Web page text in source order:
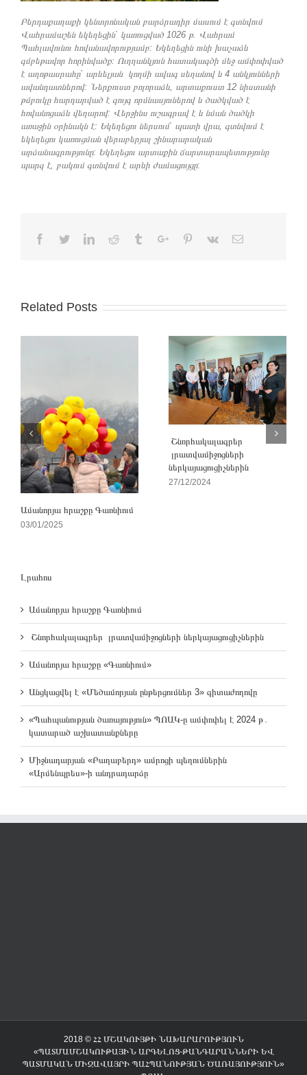
Բերդաքաղաքի կենտրոնական բարձրադիր մասում է գտնվում
Վահրամաշեն եկեղեցին` կառուցված 1026 թ. Վահրամ
Պահլավունու հովանավորությամբ: Եկեղեցին ունի խաչաձև
գմբեթավոր հորինվածք: Ուղղանկյուն հատակագծի մեջ ամփոփված
է աղոթասրահը` արևելյան կողմի ավագ սեղանով և 4 անկյունների
ավանդատներով: Ներքուստ բոլորաձև, արտաքուստ 12 նիստանի
թմբուկը հարդարված է զույգ որմնասյուներով և ծածկված է
հովանոցաձև վեղարով: Վերջինս ուշագրավ է և նման ծածկի
առաջին օրինակն է: Եկեղեցու ներսում` պատի վրա, գտնվում է
եկեղեցու կառուցման վերաբերյալ շինարարական
արձանագրությունը: Եկեղեցու արտաքին ճարտարապետությունը
պարզ է, բակում գտնվում է արևի ժամացույցը:
Facebook
TwitterLinkedinReddit TumblrGoogle+Pinterest
Vk Email
Related Posts
Ամանորյա հրաշքը Գառնիում
03/01/2025
Շնորհակալագրեր
լրատվամիջոցների
ներկայացուցիչներին
27/12/2024
Լրահոս
Ամանորյա հրաշքը Գառնիում
Շնորհակալագրեր լրատվամիջոցների ներկայացուցիչներին
Ամանորյա հրաշքը «Գառնիում»
Անցկացվել է «Մեծամորյան ընթերցումներ 3» գիտաժողովը
«Պահպանության ծառայություն» ՊՈԱԿ-ը ամփոփել է 2024 թ․
կատարած աշխատանքները
Միջնադարյան «Բաղաբերդ» ամրոցի պեղումներին
«Արմենպրես»-ի անդրադարձը
2018 © ՀՀ ՄՇԱԿՈՒՅԹԻ ՆԱԽԱՐԱՐՈՒԹՅՈՒՆ
«ՊԱՏՄԱՄՇԱԿՈՒԹԱՅԻՆ ԱՐԳԵԼՈՑ-ԹԱՆԳԱՐԱՆՆԵՐԻ ԵՎ
ՊԱՏՄԱԿԱՆ ՄԻՋԱՎԱՅՐԻ ՊԱՀՊԱՆՈՒԹՅԱՆ ԾԱՌԱՅՈՒԹՅՈՒՆ»